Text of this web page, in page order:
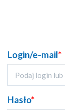
Login/e-mail*
Hasło*